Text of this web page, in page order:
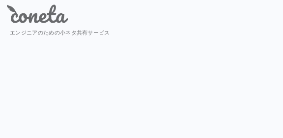
Coneta
エンジニアのための小ネタ共有サービス